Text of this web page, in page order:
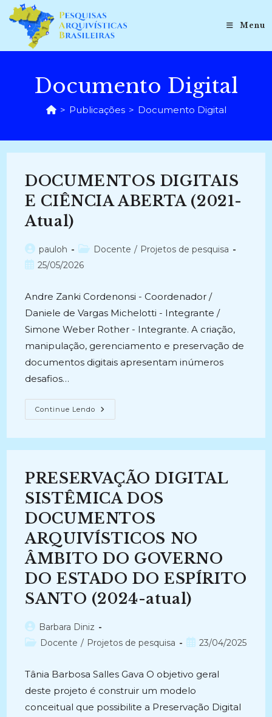
para
conteúdo
Menu
Documento Digital
> Publicações > Documento Digital
DOCUMENTOS DIGITAIS
E CIÊNCIA ABERTA (2021-
Atual)
Autor
do
pauloh
Categoria
do
Docente / Projetos de pesquisa
Post25/05/2026
Andre Zanki Cordenonsi - Coordenador /
Daniele de Vargas Michelotti - Integrante /
Simone Weber Rother - Integrante. A criação,
manipulação, gerenciamento e preservação de
documentos digitais apresentam inúmeros
desafios…
Continue Lendo DOCUMENTOS
DIGITAIS
(2021-
PRESERVAÇÃO DIGITAL
SISTÊMICA DOS
DOCUMENTOS
ARQUIVÍSTICOS NO
ÂMBITO DO GOVERNO
DO ESTADO DO ESPÍRITO
SANTO (2024-atual)
Autor
do
Barbara Diniz
Categoria
Docente / Projetos de pesquisa
Post23/04/2025
Tânia Barbosa Salles Gava O objetivo geral
deste projeto é construir um modelo
conceitual que possibilite a Preservação Digital